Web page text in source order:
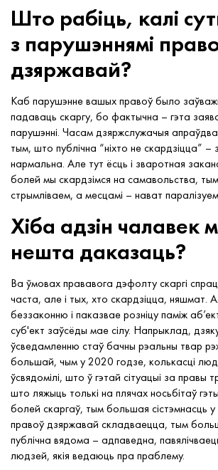
Што рабіць, калі
з парушэннямі
дзяржавай?
Каб парушэнне вашых правоў было
падаваць скаргу, бо фактычна – гэта
парушэнні. Часам дзяржслужачыя
тым, што публічна “ніхто не скардзіцца” –
нармальна. Але тут ёсць і зваротная
болей мы скардзімся на самавольства,
стрымліваем, а месцамі – нават
Хіба адзін чалавек
нешта даказаць?
Ва ўмовах прававога дэфолту скаргі
часта, але і тых, хто скардзіцца, няшмат.
беззаконню і паказвае розніцу паміж
суб'ект заўсёды мае сілу. Напрыклад,
ўсведамленню стаў бачны рэальны твар
большай, чым у 2020 годзе, колькасці
ўсвядомілі, што ў гэтай сітуацыі за правы
што ляжыць толькі на плячах носьбітаў
болей скаргаў, тым большая сістэмнасць
правоў дзяржавай складваецца, тым
публічна вядома – адпаведна,
людзей, якія ведаюць пра праблему.